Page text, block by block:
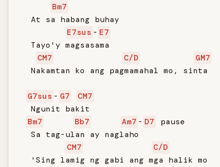
Bm7
   At sa habang buhay
E7sus - E7
   Tayo'y magsasama
CM7
C/D
GM7
   Nakamtan ko ang pagmamahal mo, sinta
G7sus - G7
CM7
   Ngunit bakit
Bm7
Bb7 Am7 - D7
pause
   Sa tag-ulan ay naglaho
CM7
C/D
   'Sing lamig ng gabi ang mga halik mo